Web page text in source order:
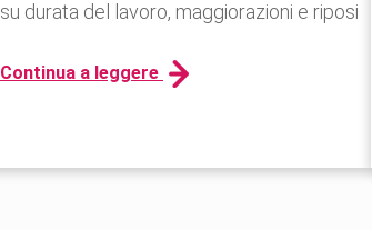
su durata del lavoro, maggiorazioni e riposi
Continua a leggere